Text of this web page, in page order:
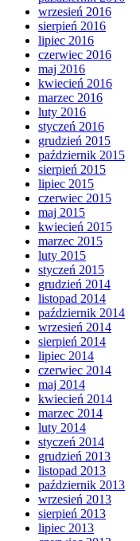
wrzesień 2016
sierpień 2016
lipiec 2016
czerwiec 2016
maj 2016
kwiecień 2016
marzec 2016
luty 2016
styczeń 2016
grudzień 2015
październik 2015
sierpień 2015
lipiec 2015
czerwiec 2015
maj 2015
kwiecień 2015
marzec 2015
luty 2015
styczeń 2015
grudzień 2014
listopad 2014
październik 2014
wrzesień 2014
sierpień 2014
lipiec 2014
czerwiec 2014
maj 2014
kwiecień 2014
marzec 2014
luty 2014
styczeń 2014
grudzień 2013
listopad 2013
październik 2013
wrzesień 2013
sierpień 2013
lipiec 2013